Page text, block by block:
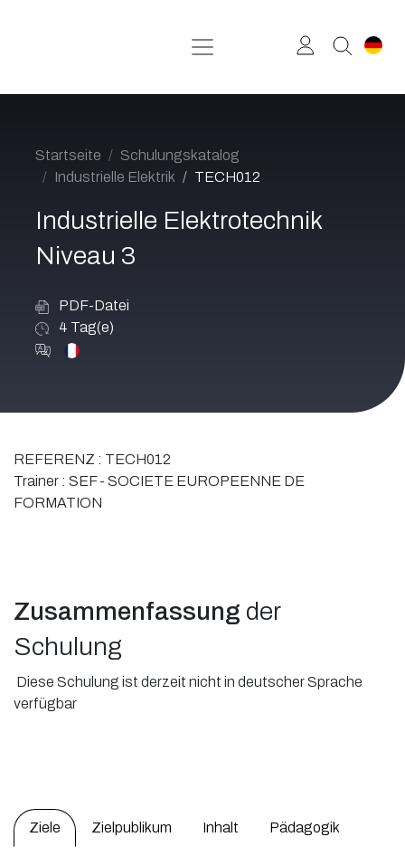
Startseite
Schulungskatalog
Industrielle Elektrik
TECH012
Industrielle Elektrotechnik
Niveau 3
PDF-Datei
4 Tag(e)
REFERENZ : TECH012
Trainer : SEF - SOCIETE EUROPEENNE DE
FORMATION
Zusammenfassung der
Schulung
Diese Schulung ist derzeit nicht in deutscher Sprache
verfügbar
Ziele Zielpublikum Inhalt Pädagogik